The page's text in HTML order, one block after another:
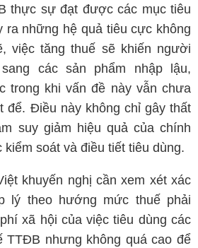
thực sự đạt được các mục tiêu
ra những hệ quả tiêu cực không
việc tăng thuế sẽ khiến người
các sản phẩm nhập lậu,
trong khi vấn đề này vẫn chưa
để. Điều này không chỉ gây thất
suy giảm hiệu quả của chính
kiểm soát và điều tiết tiêu dùng.
khuyến nghị cần xem xét xác
lý theo hướng mức thuế phải
xã hội của việc tiêu dùng các
TTĐB nhưng không quá cao để